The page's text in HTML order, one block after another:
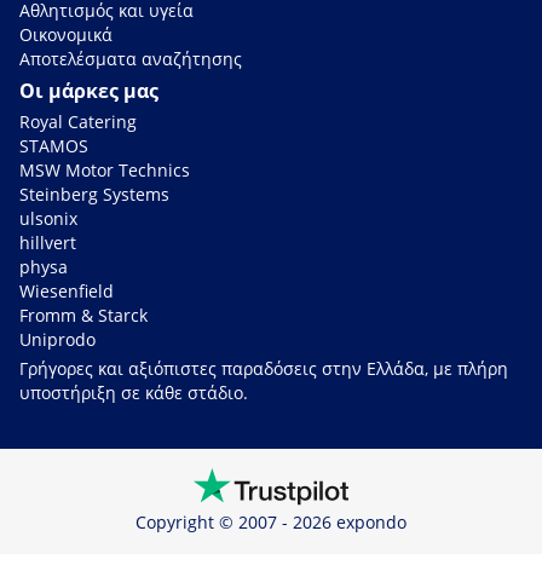
Αθλητισμός και υγεία
Οικονομικά
Αποτελέσματα αναζήτησης
Οι μάρκες μας
Royal Catering
STAMOS
MSW Motor Technics
Steinberg Systems
ulsonix
hillvert
physa
Wiesenfield
Fromm & Starck
Uniprodo
Γρήγορες και αξιόπιστες παραδόσεις στην Ελλάδα, με πλήρη
υποστήριξη σε κάθε στάδιο.
Copyright © 2007 - 2026 expondo